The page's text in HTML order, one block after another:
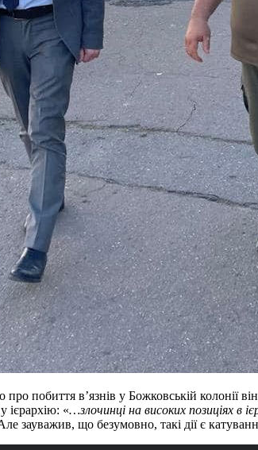
про побиття в’язнів у Божковській колонії
ієрархію: «…злочинці на високих позиціях в
зауважив, що безумовно, такі дії є